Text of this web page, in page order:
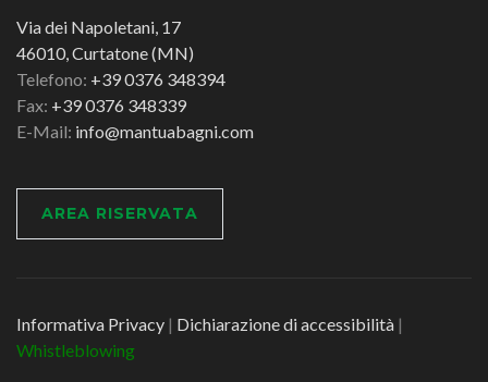
Via dei Napoletani, 17
46010, Curtatone (MN)
Telefono: +39 0376 348394
Fax: +39 0376 348339
E-Mail: info@mantuabagni.com
AREA RISERVATA
Informativa Privacy | Dichiarazione di accessibilità |
Whistleblowing